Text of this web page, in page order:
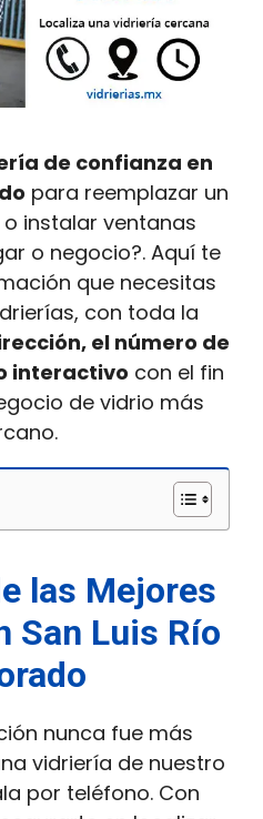
de confianza en
para reemplazar un
instalar ventanas
o negocio?. Aquí te
que necesitas
con toda la
el número de
interactivo con el fin
de vidrio más
las Mejores
San Luis Río
nunca fue más
vidriería de nuestro
por teléfono. Con